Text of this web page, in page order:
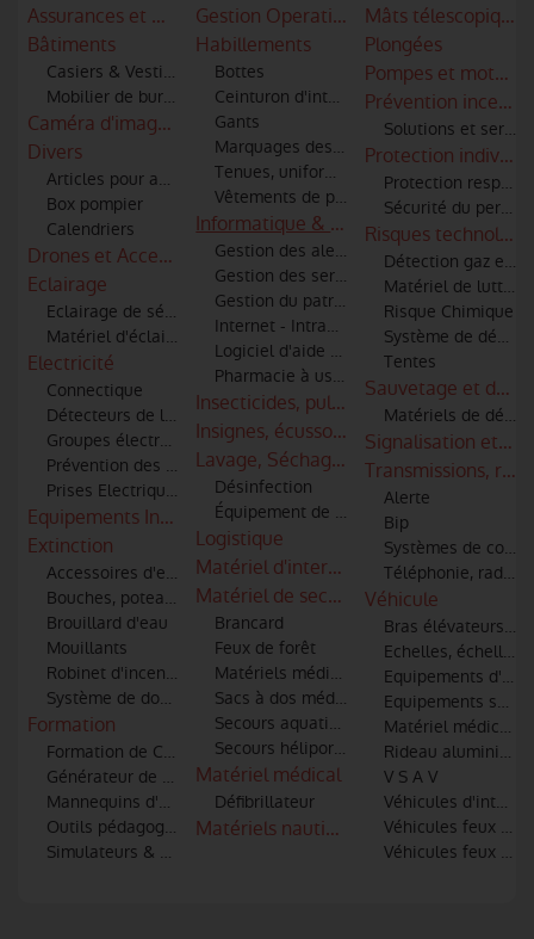
Assurances et mutuelles
Bâtiments
Casiers & Vestiaires
Mobilier de bureau
Caméra d'imagerie thermique - infra rouge
Divers
Articles pour amicale
Box pompier
Calendriers
Drones et Accessoires
Eclairage
Eclairage de sécurité
Matériel d'éclairage
Electricité
Connectique
Détecteurs de lignes haute tension pour moyens aériens
Groupes électrogènes
Prévention des risques électriques
Prises Electriques
Equipements Industriels
Extinction
Accessoires d'extinction (tuyaux, lances, robinets, raccords)
Bouches, poteaux d'incendie et points d'eau
Brouillard d'eau
Mouillants
Robinet d'incendie
Système de dosage additifs
Formation
Formation de Conduite Opérationnelle des véhicules
Générateur de fumée
Mannequins d'entrainement
Outils pédagogiques
Simulateurs & Réalité virtuelle
Gestion Operationnelle
Habillements
Bottes
Ceinturon d'intervention
Gants
Marquages des articles textiles
Tenues, uniformes
Vêtements de protection, scaphandres
Informatique & logiciels
Gestion des alertes et informatique
Gestion des services techniques
Gestion du patrimoine
Internet - Intranet - Extranet
Logiciel d'aide à la décision
Pharmacie à usage intérieur
Insecticides, pulvérisateurs,
Insignes, écussons et patronymes
Lavage, Séchage & Entretien
Désinfection
Équipement de nettoyage par ultrasons
Logistique
Matériel d'intervention incendie et
Matériel de secours
Brancard
Feux de forêt
Matériels médical et de secourisme
Sacs à dos médicaux
Secours aquatiques
Secours héliporté et hélitreuillage
Matériel médical
Défibrillateur
Matériels nautiques
Mâts télescopiques
Plongées
Pompes et
Prévention incendie
Solutions et
Protection
Protection
Sécurité du
Risques
Détection gaz et
Matériel de lutte
Risque Chimique
Système de
Tentes
Sauvetage et
Matériels de
Signalisation et
Transmissions,
Alerte
Bip
Systèmes de
Téléphonie, radio-
Véhicule
Bras élévateurs
Echelles, échelles
Equipements
Equipements
Matériel médical
Rideau aluminium
V S A V
Véhicules
Véhicules feux de
Véhicules feux